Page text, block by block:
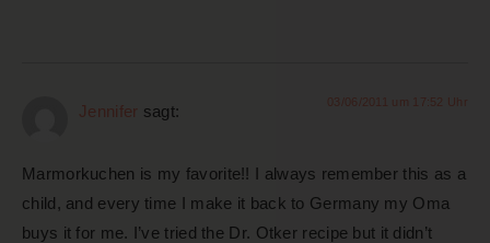
Jennifer sagt: 03/06/2011 um 17:52 Uhr
Marmorkuchen is my favorite!! I always remember this as a
child, and every time I make it back to Germany my Oma
buys it for me. I’ve tried the Dr. Otker recipe but it didn’t